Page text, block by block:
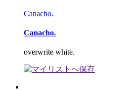
Canacho.
Canacho.
overwrite white.